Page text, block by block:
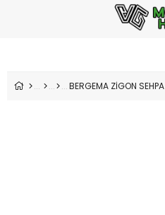
BERGEMA ZİGON SEHPA